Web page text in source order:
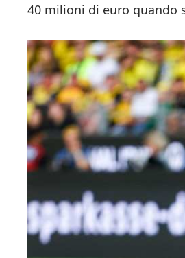
40 milioni di euro quando